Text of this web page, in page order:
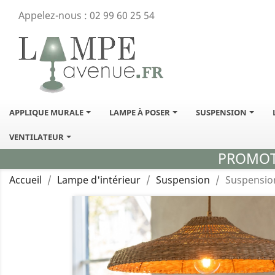
Appelez-nous : 02 99 60 25 54
APPLIQUE MURALE LAMPE À POSER SUSPENSION
VENTILATEUR
Accueil Lampe d'intérieur Suspension